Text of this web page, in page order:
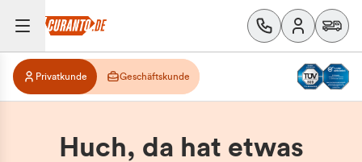
Privatkunde Geschäftskunde
Huch, da hat etwas